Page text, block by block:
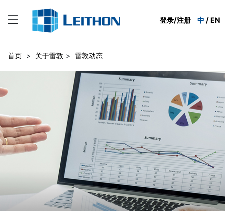
登录/注册 中 / EN
首页 > 关于雷敦 > 雷敦动态